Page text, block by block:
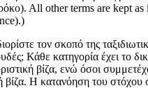
All other terms are kept as
τον σκοπό της
Κάθε κατηγορία έχει το
βίζα, ενώ όσοι
βίζα. Η κατανόηση του στόχου